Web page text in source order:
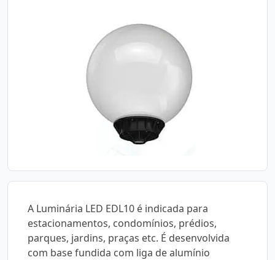
A Luminária LED EDL10 é indicada para
estacionamentos, condomínios, prédios,
parques, jardins, praças etc. É desenvolvida
com base fundida com liga de alumínio